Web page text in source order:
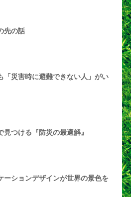
先の話
「災害時に避難できない人」がい
見つける『防災の最適解』
ーションデザインが世界の景色を